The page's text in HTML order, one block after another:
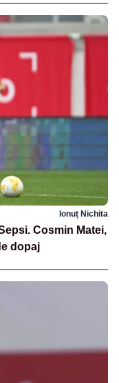
Ionuț Nichita
Cosmin Matei,
dopaj